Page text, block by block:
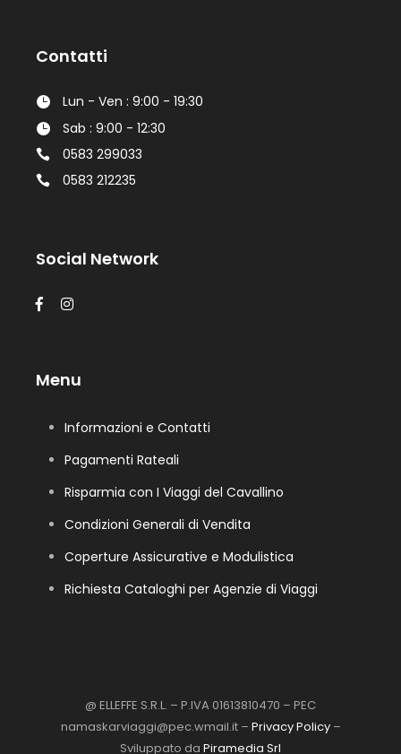
Contatti
Lun - Ven : 9:00 - 19:30
Sab : 9:00 - 12:30
0583 299033
0583 212235
Social Network
Menu
Informazioni e Contatti
Pagamenti Rateali
Risparmia con I Viaggi del Cavallino
Condizioni Generali di Vendita
Coperture Assicurative e Modulistica
Richiesta Cataloghi per Agenzie di Viaggi
@ ELLEFFE S.R.L. – P.IVA 01613810470 – PEC
namaskarviaggi@pec.wmail.it – Privacy Policy–
Sviluppato da Piramedia Srl